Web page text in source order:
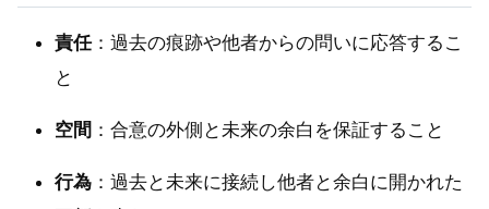
責任：過去の痕跡や他者からの問いに応答するこ
と
空間 ：合意の外側と未来の余白を保証すること
行為 ：過去と未来に接続し他者と余白に開かれた